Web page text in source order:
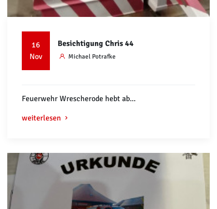
16
Nov
Besichtigung Chris 44
Michael Potrafke
Feuerwehr Wrescherode hebt ab...
weiterlesen